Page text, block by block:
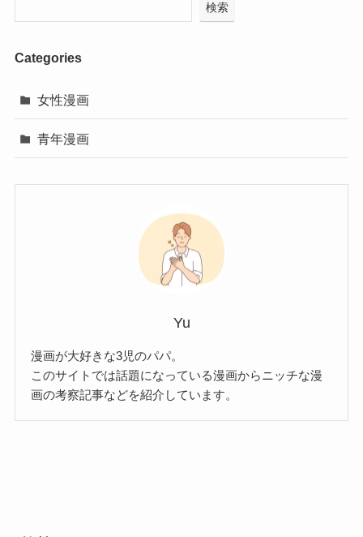
検索
Categories
女性漫画
青年漫画
Yu
漫画が大好きな3児のパパ。
このサイトでは話題になっている漫画からニッチな漫
画の考察記事などを紹介しています。